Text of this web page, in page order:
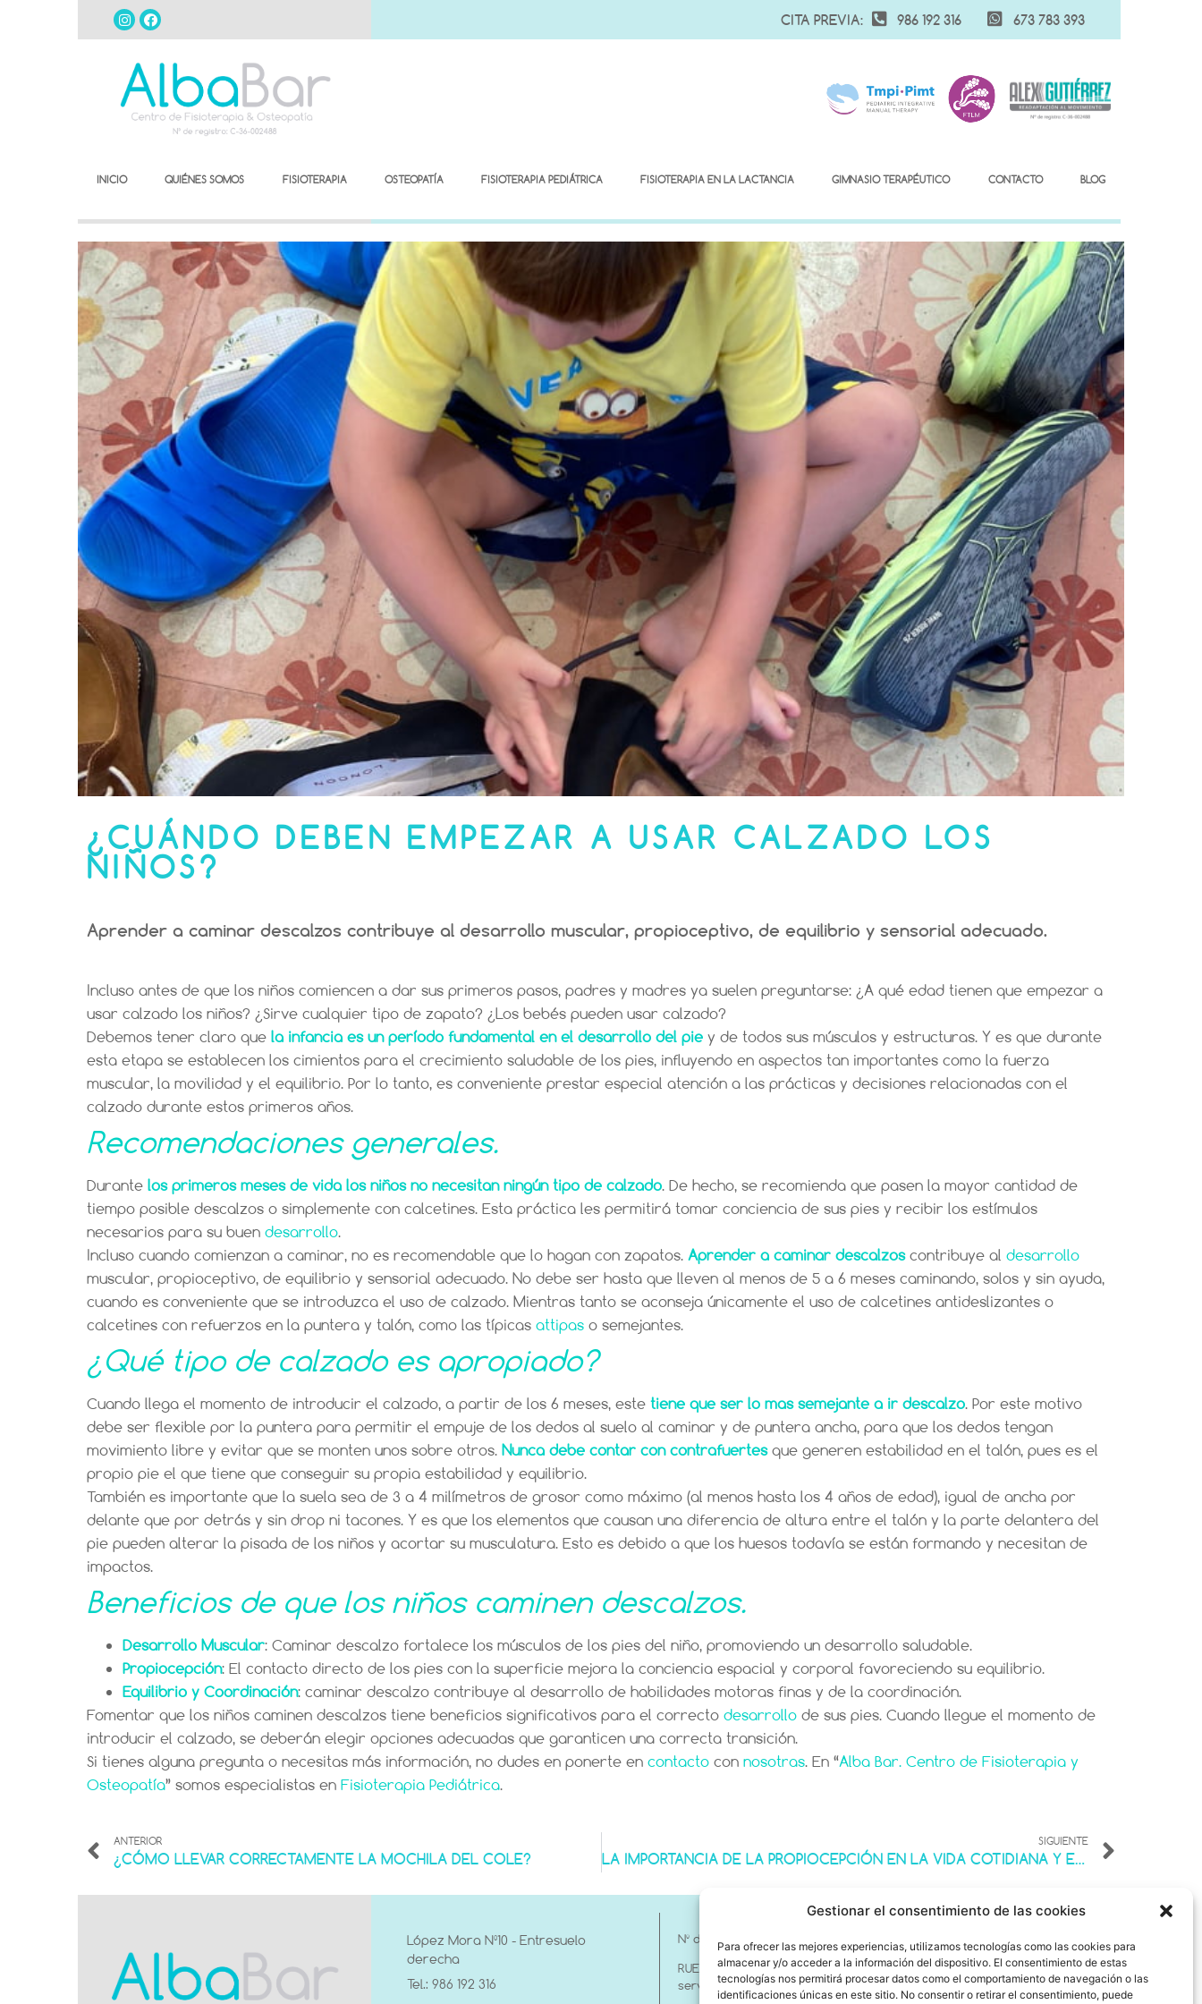
Gestionar el consentimiento de las cookies
Para ofrecer las mejores experiencias, utilizamos tecnologías como las cookies para
almacenar y/o acceder a la información del dispositivo. El consentimiento de estas
tecnologías nos permitirá procesar datos como el comportamiento de navegación o las
identificaciones únicas en este sitio. No consentir o retirar el consentimiento, puede
CITA PREVIA: 986 192 316 673 783 393
INICIO QUIÉNES SOMOS FISIOTERAPIA OSTEOPATÍA FISIOTERAPIA PEDIÁTRICA FISIOTERAPIA EN LA LACTANCIA GIMNASIO TERAPÉUTICO CONTACTO BLOG
¿CUÁNDO DEBEN EMPEZAR A USAR CALZADO LOS
NIÑOS?
Aprender a caminar descalzos contribuye al desarrollo muscular, propioceptivo, de equilibrio y sensorial adecuado.
Incluso antes de que los niños comiencen a dar sus primeros pasos, padres y madres ya suelen preguntarse: ¿A qué edad tienen que empezar a
usar calzado los niños? ¿Sirve cualquier tipo de zapato? ¿Los bebés pueden usar calzado?
Debemos tener claro que la infancia es un período fundamental en el desarrollo del pie y de todos sus músculos y estructuras. Y es que durante
esta etapa se establecen los cimientos para el crecimiento saludable de los pies, influyendo en aspectos tan importantes como la fuerza
muscular, la movilidad y el equilibrio. Por lo tanto, es conveniente prestar especial atención a las prácticas y decisiones relacionadas con el
calzado durante estos primeros años.
Recomendaciones generales.
Durante los primeros meses de vida los niños no necesitan ningún tipo de calzado. De hecho, se recomienda que pasen la mayor cantidad de
tiempo posible descalzos o simplemente con calcetines. Esta práctica les permitirá tomar conciencia de sus pies y recibir los estímulos
necesarios para su buen desarrollo.
Incluso cuando comienzan a caminar, no es recomendable que lo hagan con zapatos. Aprender a caminar descalzoscontribuye al desarrollo
muscular, propioceptivo, de equilibrio y sensorial adecuado. No debe ser hasta que lleven al menos de 5 a 6 meses caminando, solos y sin ayuda,
cuando es conveniente que se introduzca el uso de calzado. Mientras tanto se aconseja únicamente el uso de calcetines antideslizantes o
calcetines con refuerzos en la puntera y talón, como las típicas attipas o semejantes.
¿Qué tipo de calzado es apropiado?
Cuando llega el momento de introducir el calzado, a partir de los 6 meses, este tiene que ser lo mas semejante a ir descalzo. Por este motivo
debe ser flexible por la puntera para permitir el empuje de los dedos al suelo al caminar y de puntera ancha, para que los dedos tengan
movimiento libre y evitar que se monten unos sobre otros. Nunca debe contar con contrafuertesque generen estabilidad en el talón, pues es el
propio pie el que tiene que conseguir su propia estabilidad y equilibrio.
También es importante que la suela sea de 3 a 4 milímetros de grosor como máximo (al menos hasta los 4 años de edad), igual de ancha por
delante que por detrás y sin drop ni tacones. Y es que los elementos que causan una diferencia de altura entre el talón y la parte delantera del
pie pueden alterar la pisada de los niños y acortar su musculatura. Esto es debido a que los huesos todavía se están formando y necesitan de
impactos.
Beneficios de que los niños caminen descalzos.
Desarrollo Muscular: Caminar descalzo fortalece los músculos de los pies del niño, promoviendo un desarrollo saludable.
Propiocepción: El contacto directo de los pies con la superficie mejora la conciencia espacial y corporal favoreciendo su equilibrio.
Equilibrio y Coordinación: caminar descalzo contribuye al desarrollo de habilidades motoras finas y de la coordinación.
Fomentar que los niños caminen descalzos tiene beneficios significativos para el correcto desarrollo de sus pies. Cuando llegue el momento de
introducir el calzado, se deberán elegir opciones adecuadas que garanticen una correcta transición.
Si tienes alguna pregunta o necesitas más información, no dudes en ponerte en contacto con nosotras. En “Alba Bar. Centro de Fisioterapia y
Osteopatía” somos especialistas en Fisioterapia Pediátrica.
ANTERIOR
¿CÓMO LLEVAR CORRECTAMENTE LA MOCHILA DEL COLE?
SIGUIENTE
LA IMPORTANCIA DE LA PROPIOCEPCIÓN EN LA VIDA COTIDIANA Y EL DEPORTE
López Mora Nº10 - Entresuelo
derecha
Tel.: 986 192 316
Nº de Registro sanitario: C-36-002488
RUEPSS Entidad prestadora de
servicios sociales E-7450